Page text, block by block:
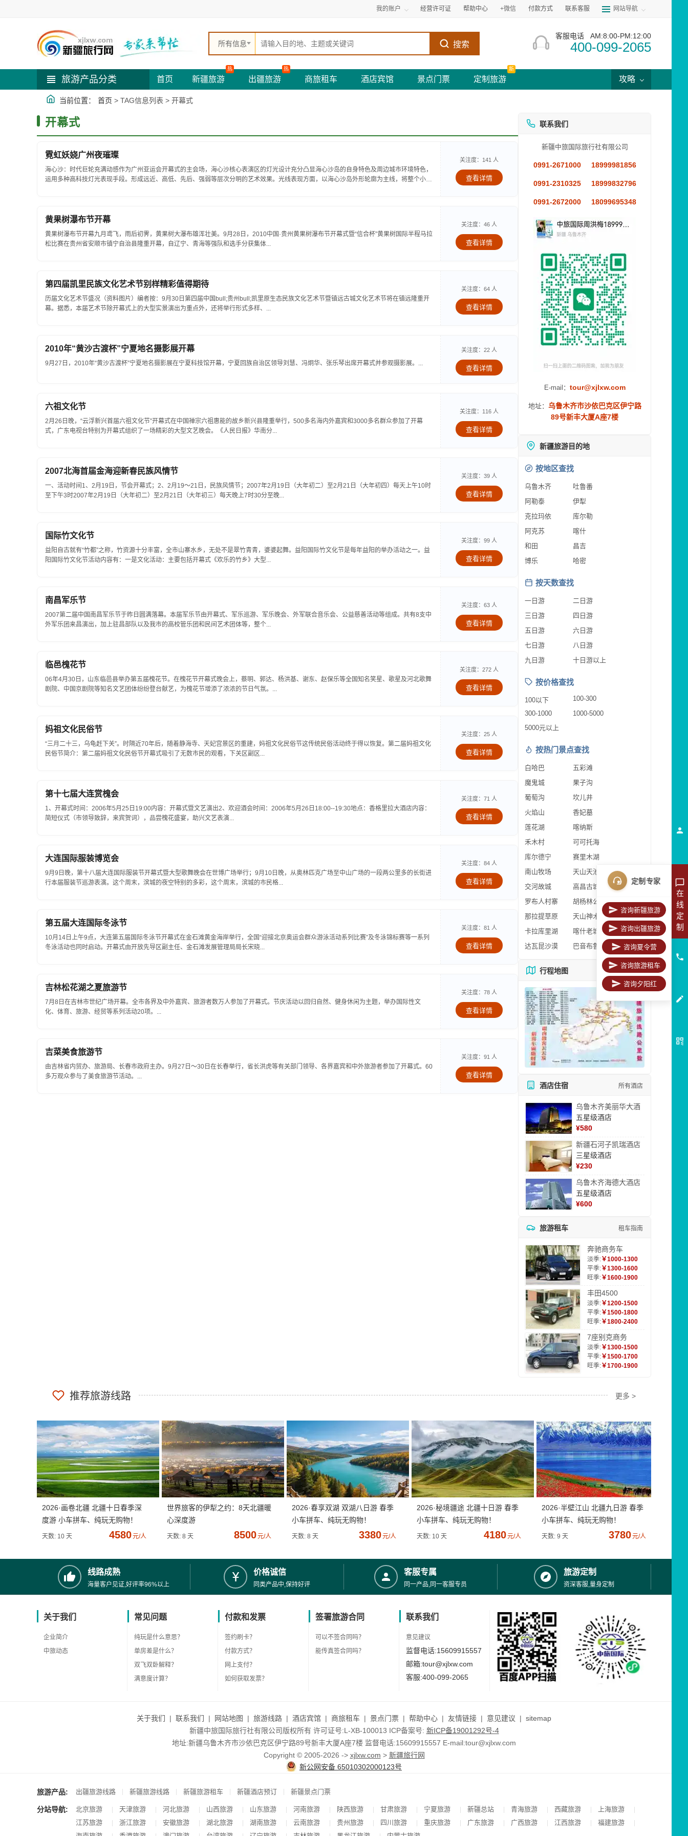
我的账户 经营许可证 帮助中心 +微信 付款方式 联系客服 网站导航
所有信息 搜索
客服电话 AM:8:00-PM:12:00
400-099-2065
旅游产品分类 首页 新疆旅游
热
出疆旅游
热
商旅租车 酒店宾馆 景点门票 定制旅游
新
攻略
当前位置： 首页 > TAG信息列表 > 开幕式
开幕式
霓虹妖娆广州夜璀璨
海心沙：时代巨轮充满动感作为广州亚运会开幕式的主会场，海心沙核心表演区的灯光设计充分凸显海心沙岛的自身特色及周边城市环境特色，
运用多种高科技灯光表现手段。形成远近、高低、先后、强弱等层次分明的艺术效果。光线表现方面，以海心沙岛外形轮廓为主线，将整个小岛
关注度：141 人
查看详情
黄果树瀑布节开幕
黄果树瀑布节开幕九月鸢飞，雨后初霁，黄果树大瀑布雄浑壮美。9月28日，2010中国·贵州黄果树瀑布节开幕式暨“信合杯”黄果树国际半程马拉
松比赛在贵州省安顺市镇宁自治县隆重开幕，自辽宁、青海等强队和选手分获集体...
关注度：46 人
查看详情
第四届凯里民族文化艺术节别样精彩值得期待
历届文化艺术节盛况（资料图片）编者按：9月30日第四届中国bull;贵州bull;凯里原生态民族文化艺术节暨镇远古城文化艺术节将在镇远隆重开
幕。据悉，本届艺术节除开幕式上的大型实景演出为重点外，还将举行形式多样、...
关注度：64 人
查看详情
2010年“黄沙古渡杯”宁夏地名摄影展开幕
9月27日，2010年“黄沙古渡杯”宁夏地名摄影展在宁夏科技馆开幕，宁夏回族自治区领导刘慧、冯炯华、张乐琴出席开幕式并参观摄影展。...
关注度：22 人
查看详情
六祖文化节
2月26日晚，“云浮新兴首届六祖文化节”开幕式在中国禅宗六祖惠能的故乡新兴县隆重举行，500多名海内外嘉宾和3000多名群众参加了开幕
式，广东电视台特别为开幕式组织了一场精彩的大型文艺晚会。《人民日报》华南分...
关注度：116 人
查看详情
2007北海首届金海迎新春民族风情节
一、活动时间1、2月19日，节会开幕式；2、2月19～21日，民族风情节；2007年2月19日（大年初二）至2月21日（大年初四）每天上午10时
至下午3时2007年2月19日（大年初二）至2月21日（大年初三）每天晚上7时30分至晚...
关注度：39 人
查看详情
国际竹文化节
益阳自古就有“竹都”之称，竹资源十分丰富，全市山寨水乡，无处不是翠竹青青，婆婆起舞。益阳国际竹文化节是每年益阳的举办活动之一。益
阳国际竹文化节活动内容有：一是文化活动：主要包括开幕式《欢乐的竹乡》大型...
关注度：99 人
查看详情
南昌军乐节
2007第二届中国南昌军乐节于昨日圆满落幕。本届军乐节由开幕式、军乐巡游、军乐晚会、外军联合音乐会、公益慈善活动等组成。共有8支中
外军乐团来昌演出，加上驻昌部队以及我市的高校管乐团和民间艺术团体等，整个...
关注度：63 人
查看详情
临邑槐花节
06年4月30日，山东临邑县举办第五届槐花节。在槐花节开幕式晚会上，蔡明、郭达、杨洪基、谢东、赵保乐等全国知名笑星、歌星及河北歌舞
剧院、中国京剧院等知名文艺团体纷纷登台献艺，为槐花节增添了浓浓的节日气氛。...
关注度：272 人
查看详情
妈祖文化民俗节
“三月二十三，乌龟赶下关”。时隔近70年后，随着静海寺、天妃宫景区的重建，妈祖文化民俗节这传统民俗活动终于得以恢复。第二届妈祖文化
民俗节简介：第二届妈祖文化民俗节开幕式吸引了无数市民的观看，下关区副区...
关注度：25 人
查看详情
第十七届大连赏槐会
1、开幕式时间：2006年5月25日19:00内容：开幕式暨文艺演出2、欢迎酒会时间：2006年5月26日18:00--19:30地点：香格里拉大酒店内容：
简短仪式（市领导致辞，来宾贺词），品尝槐花盛宴，助兴文艺表演...
关注度：71 人
查看详情
大连国际服装博览会
9月9日晚，第十八届大连国际服装节开幕式暨大型歌舞晚会在世博广场举行；9月10日晚，从奥林匹克广场至中山广场的一段两公里多的长街进
行本届服装节巡游表演。这个周末，滨城的夜空特别的多彩，这个周末，滨城的市民格...
关注度：84 人
查看详情
第五届大连国际冬泳节
10月14日上午9点，大连第五届国际冬泳节开幕式在金石滩黄金海岸举行，全国“迎接北京奥运会群众游泳活动系列比赛”及冬泳锦标赛等一系列
冬泳活动也同时启动。开幕式由开放先导区副主任、金石滩发展管理局局长宋晓...
关注度：81 人
查看详情
吉林松花湖之夏旅游节
7月8日在吉林市世纪广场开幕。全市各界及中外嘉宾、旅游者数万人参加了开幕式。节庆活动以回归自然、健身休闲为主题，举办国际性文
化、体育、旅游、经贸等系列活动20项。...
关注度：78 人
查看详情
吉菜美食旅游节
由吉林省内贸办、旅游局、长春市政府主办。9月27日～30日在长春举行，省长洪虎等有关部门领导、各界嘉宾和中外旅游者参加了开幕式。60
多万观众参与了美食旅游节活动。...
关注度：91 人
查看详情
联系我们
新疆中旅国际旅行社有限公司
0991-2671000 18999981856
0991-2310325 18999832796
0991-2672000 18099695348
E-mail： tour@xjlxw.com
地址： 乌鲁木齐市沙依巴克区伊宁路
89号新丰大厦A座7楼
新疆旅游目的地
按地区查找
乌鲁木齐
吐鲁番
阿勒泰
伊犁
克拉玛依
库尔勒
阿克苏
喀什
和田
昌吉
博乐
哈密
按天数查找
一日游
二日游
三日游
四日游
五日游
六日游
七日游
八日游
九日游
十日游以上
按价格查找
100以下
100-300
300-1000
1000-5000
5000元以上
按热门景点查找
白哈巴
五彩滩
魔鬼城
果子沟
葡萄沟
坎儿井
火焰山
香妃墓
莲花湖
喀纳斯
禾木村
可可托海
库尔德宁
赛里木湖
南山牧场
天山天池
交河故城
高昌古城
罗布人村寨
胡杨林公园
那拉提草原
天山神木园
卡拉库里湖
喀什老城区
达瓦昆沙漠
巴音布鲁克
行程地图 更多地图
酒店住宿 所有酒店
乌鲁木齐美丽华大酒
五星级酒店
¥580
新疆石河子凯瑞酒店
三星级酒店
¥230
乌鲁木齐海德大酒店
五星级酒店
¥600
旅游租车 租车指南
奔驰商务车
淡季:￥1000-1300
平季:￥1300-1600
旺季:￥1600-1900
丰田4500
淡季:￥1200-1500
平季:￥1500-1800
旺季:￥1800-2400
7座别克商务
淡季:￥1300-1500
平季:￥1500-1700
旺季:￥1700-1900
推荐旅游线路 更多 >
2026·画卷北疆 北疆十日春季深
度游 小车拼车、纯玩无购物！
天数: 10 天 4580元/人
世界旅客的伊犁之约：8天北疆暖
心深度游
天数: 8 天 8500元/人
2026·春享双湖 双湖八日游 春季
小车拼车、纯玩无购物！
天数: 8 天 3380元/人
2026·秘境疆途 北疆十日游 春季
小车拼车、纯玩无购物！
天数: 10 天 4180元/人
2026·半壁江山 北疆九日游 春季
小车拼车、纯玩无购物！
天数: 9 天 3780元/人
线路成熟
海量客户见证,好评率96%以上
价格诚信
同类产品中,保持好评
客服专属
同一产品,同一客服专员
旅游定制
资深客服,量身定制
关于我们
企业简介
中旅动态
常见问题
纯玩是什么意思？
单房差是什么？
双飞双卧解释？
满意度计算？
付款和发票
签约刷卡？
付款方式？
网上支付？
如何获取发票？
签署旅游合同
可以不签合同吗？
能传真签合同吗？
联系我们
意见建议
监督电话:15609915557
邮箱:tour@xjlxw.com
客服:400-099-2065
关于我们 | 联系我们 | 网站地图 | 旅游线路 | 酒店宾馆 | 商旅租车 | 景点门票 | 帮助中心 | 友情链接 | 意见建议 | sitemap
新疆中旅国际旅行社有限公司版权所有 许可证号:L-XB-100013 ICP备案号: 新ICP备19001292号-4
地址:新疆乌鲁木齐市沙依巴克区伊宁路89号新丰大厦A座7楼 监督电话:15609915557 E-mail:tour@xjlxw.com
Copyright © 2005-2026 -> xjlxw.com > 新疆旅行网
新公网安备 65010302000123号
旅游产品: 出疆旅游线路 | 新疆旅游线路 | 新疆旅游租车 | 新疆酒店预订 | 新疆景点门票
分站导航: 北京旅游 | 天津旅游 | 河北旅游 | 山西旅游 | 山东旅游 | 河南旅游 | 陕西旅游 | 甘肃旅游 | 宁夏旅游 | 新疆总站 | 青海旅游 | 西藏旅游 | 上海旅游 |
江苏旅游 | 浙江旅游 | 安徽旅游 | 湖北旅游 | 湖南旅游 | 云南旅游 | 贵州旅游 | 四川旅游 | 重庆旅游 | 广东旅游 | 广西旅游 | 江西旅游 | 福建旅游 |
在
线
定
制
定制专家
咨询新疆旅游
咨询出疆旅游
咨询夏令营
咨询旅游租车
咨询夕阳红